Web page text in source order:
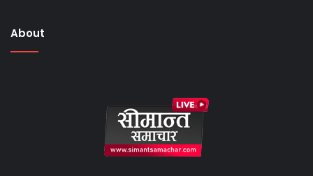
About